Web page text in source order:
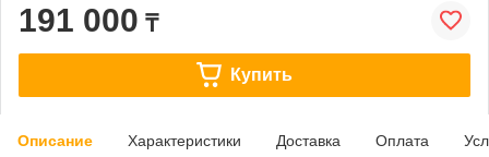
191 000 ₸
Купить
Описание Характеристики Доставка Оплата